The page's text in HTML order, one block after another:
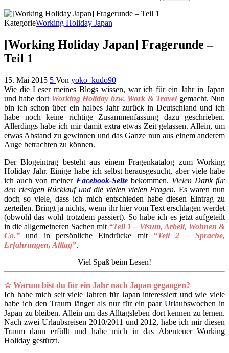
KategorieWorking Holiday Japan
[Working Holiday Japan] Fragerunde –
Teil 1
15. Mai 2015 5 Von yoko_kudo90
Wie die Leser meines Blogs wissen, war ich für ein Jahr in Japan
und habe dort Working Holiday bzw. Work & Travel gemacht. Nun
bin ich schon über ein halbes Jahr zurück in Deutschland und ich
habe noch keine richtige Zusammenfassung dazu geschrieben.
Allerdings habe ich mir damit extra etwas Zeit gelassen. Allein, um
etwas Abstand zu gewinnen und das Ganze nun aus einem anderem
Auge betrachten zu können.
Der Blogeintrag besteht aus einem Fragenkatalog zum Working
Holiday Jahr. Einige habe ich selbst herausgesucht, aber viele habe
ich auch von meinerFacebook-Seitebekommen. Vielen Dank für
den riesigen Rücklauf und die vielen vielen Fragen. Es waren nun
doch so viele, dass ich mich entschieden habe diesen Eintrag zu
zerteilen. Bringt ja nichts, wenn ihr hier vom Text erschlagen werdet
(obwohl das wohl trotzdem passiert). So habe ich es jetzt aufgeteilt
in die allgemeineren Sachen mit “Teil 1 – Visum, Arbeit, Wohnen &
Co.” und in persönliche Eindrücke mit “Teil 2 – Sprache,
Erfahrungen, Alltag”.
Viel Spaß beim Lesen!
☆ Warum bist du für ein Jahr nach Japan gegangen?
Ich habe mich seit viele Jahren für Japan interessiert und wie viele
habe ich den Traum länger als nur für ein paar Urlaubswochen in
Japan zu bleiben. Allein um das Alltagsleben dort kennen zu lernen.
Nach zwei Urlaubsreisen 2010/2011 und 2012, habe ich mir diesen
Traum dann erfüllt und habe mich in das Abenteuer Working
Holiday gestürzt.